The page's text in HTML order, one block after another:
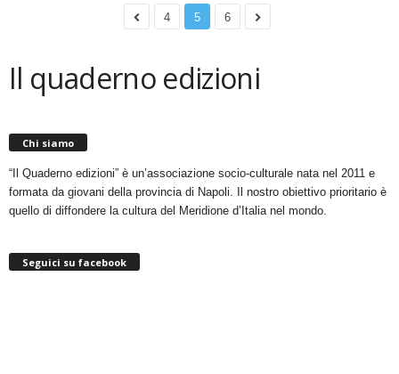
4 5 6
Il quaderno edizioni
Chi siamo
“Il Quaderno edizioni” è un’associazione socio-culturale nata nel 2011 e
formata da giovani della provincia di Napoli. Il nostro obiettivo prioritario è
quello di diffondere la cultura del Meridione d’Italia nel mondo.
Seguici su facebook